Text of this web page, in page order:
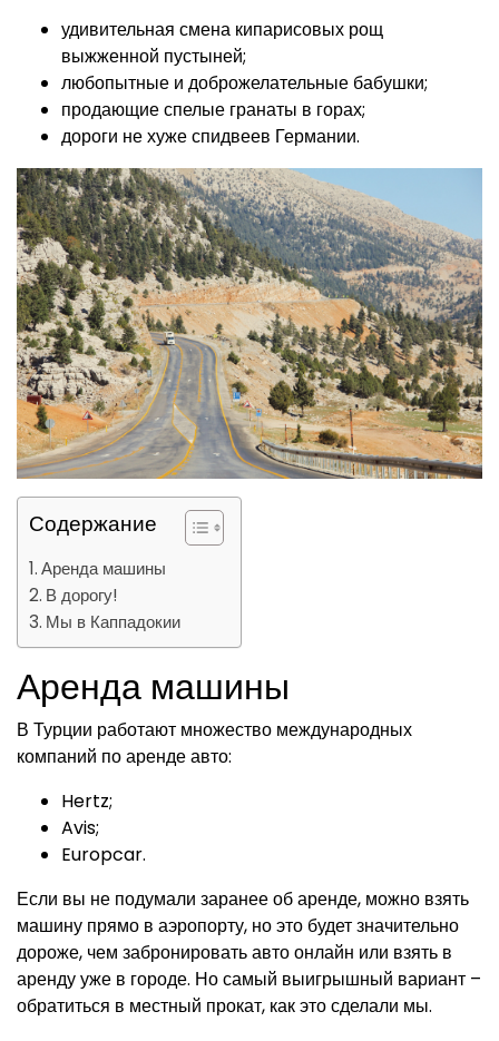
удивительная смена кипарисовых рощ
выжженной пустыней;
любопытные и доброжелательные бабушки;
продающие спелые гранаты в горах;
дороги не хуже спидвеев Германии.
Содержание
Аренда машины
В дорогу!
Мы в Каппадокии
Аренда машины
В Турции работают множество международных
компаний по аренде авто:
Hertz;
Avis;
Europcar.
Если вы не подумали заранее об аренде, можно взять
машину прямо в аэропорту, но это будет значительно
дороже, чем забронировать авто онлайн или взять в
аренду уже в городе. Но самый выигрышный вариант –
обратиться в местный прокат, как это сделали мы.